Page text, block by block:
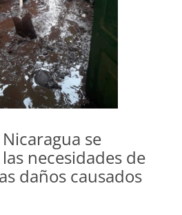
se
necesidades de
daños causados